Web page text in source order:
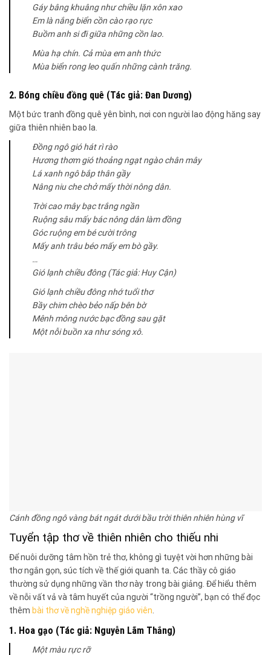
Gáy bâng khuâng như chiều lặn xôn xao
Em là nắng biển cồn cào rạo rực
Buồm anh si đi giữa những cồn lao.
Mùa hạ chín. Cả mùa em anh thức
Mùa biển rong leo quấn những cành trăng.
2. Bóng chiều đồng quê (Tác giả: Đan Dương)
Một bức tranh đồng quê yên bình, nơi con người lao động hăng say
giữa thiên nhiên bao la.
Đồng ngô gió hát rì rào
Hương thơm gió thoảng ngạt ngào chân mây
Lá xanh ngô bắp thân gầy
Nâng niu che chở mấy thời nông dân.
Trời cao mây bạc trắng ngần
Ruộng sâu mấy bác nông dân làm đồng
Góc ruộng em bé cười trông
Mấy anh trâu béo mấy em bò gầy.
…
Gió lạnh chiều đông (Tác giả: Huy Cận)
Gió lạnh chiều đông nhớ tuổi thơ
Bầy chim chèo bẻo nấp bên bờ
Mênh mông nước bạc đồng sau gặt
Một nỗi buồn xa như sóng xô.
Cánh đồng ngô vàng bát ngát dưới bầu trời thiên nhiên hùng vĩ
Tuyển tập thơ về thiên nhiên cho thiếu nhi
Để nuôi dưỡng tâm hồn trẻ thơ, không gì tuyệt vời hơn những bài
thơ ngắn gọn, súc tích về thế giới quanh ta. Các thầy cô giáo
thường sử dụng những vần thơ này trong bài giảng. Để hiểu thêm
về nỗi vất vả và tâm huyết của người “trồng người”, bạn có thể đọc
thêm bài thơ về nghề nghiệp giáo viên
1. Hoa gạo (Tác giả: Nguyễn Lãm Thắng)
Một màu rực rỡ